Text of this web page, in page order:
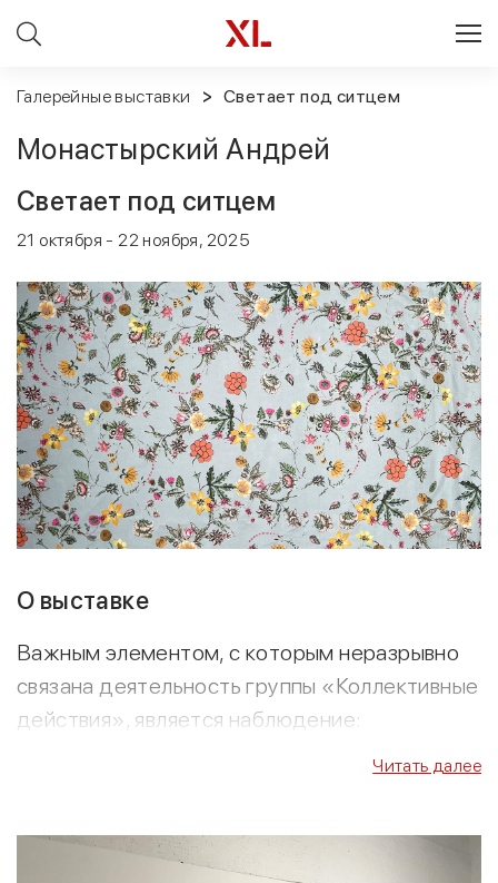
Галерейные выставки Светает под ситцем
Монастырский Андрей
Светает под ситцем
21 октября - 22 ноября, 2025
О выставке
Важным элементом, с которым неразрывно
связана деятельность группы «Коллективные
действия», является наблюдение:
которого события тщательно
Читать далее